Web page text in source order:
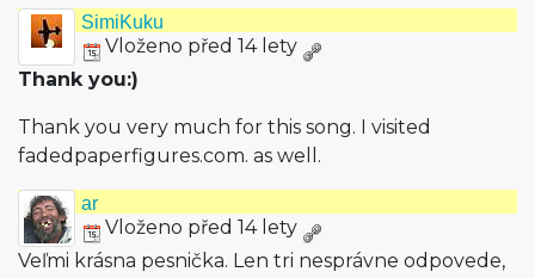
SimiKuku
Vloženo před 14 lety
Thank you:)
Thank you very much for this song. I visited
fadedpaperfigu­res.com. as well.
ar
Vloženo před 14 lety
Veľmi krásna pesnička. Len tri nesprávne odpovede,